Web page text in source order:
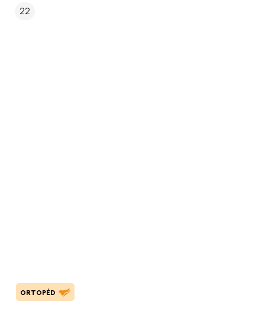
22
ORTOPÉD